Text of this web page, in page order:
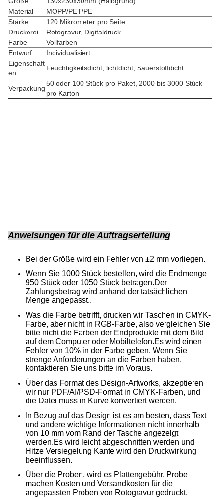
Material
MOPP/PET/PE
Stärke
120 Mikrometer pro Seite
Druckerei
Rotogravur, Digitaldruck
Farbe
Vollfarben
Entwurf
Individualisiert
Eigenschaft
en
Feuchtigkeitsdicht, lichtdicht, Sauerstoffdicht
Verpackung
50 oder 100 Stück pro Paket, 2000 bis 3000 Stück
pro Karton
Anweisungen für die Auftragserteilung
Bei der Größe wird ein Fehler von ±2 mm vorliegen.
Wenn Sie 1000 Stück bestellen, wird die Endmenge
950 Stück oder 1050 Stück betragen.Der
Zahlungsbetrag wird anhand der tatsächlichen
Menge angepasst..
Was die Farbe betrifft, drucken wir Taschen in CMYK-
Farbe, aber nicht in RGB-Farbe, also vergleichen Sie
bitte nicht die Farben der Endprodukte mit dem Bild
auf dem Computer oder Mobiltelefon.Es wird einen
Fehler von 10% in der Farbe geben. Wenn Sie
strenge Anforderungen an die Farben haben,
kontaktieren Sie uns bitte im Voraus.
Über das Format des Design-Artworks, akzeptieren
wir nur PDF/AI/PSD-Format in CMYK-Farben, und
die Datei muss in Kurve konvertiert werden.
In Bezug auf das Design ist es am besten, dass Text
und andere wichtige Informationen nicht innerhalb
von 10 mm vom Rand der Tasche angezeigt
werden.Es wird leicht abgeschnitten werden und
Hitze Versiegelung Kante wird den Druckwirkung
beeinflussen.
Über die Proben, wird es Plattengebühr, Probe
machen Kosten und Versandkosten für die
angepassten Proben von Rotogravur gedruckt.